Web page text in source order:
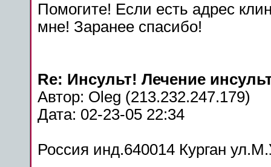
Помогите! Если есть адрес
мне! Заранее спасибо!
Re: Инсульт! Лечение
Автор: Oleg (213.232.247.179)
Дата: 02-23-05 22:34
Россия инд.640014 Курган